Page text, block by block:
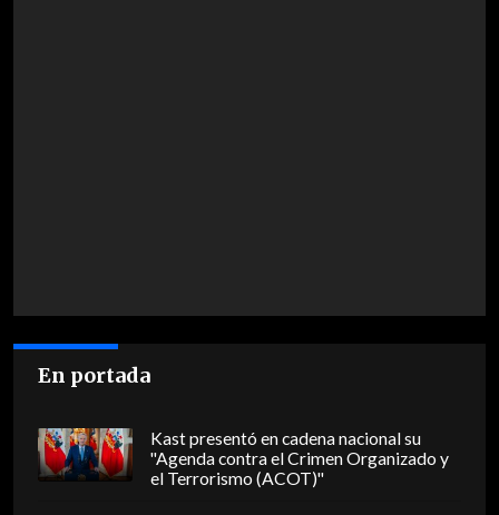
En portada
Kast presentó en cadena nacional su
"Agenda contra el Crimen Organizado y
el Terrorismo (ACOT)"